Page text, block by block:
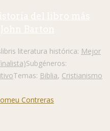
del libro más
Barton
literatura histórica: Mejor
Subgéneros:
Temas: Biblia, Cristianismo